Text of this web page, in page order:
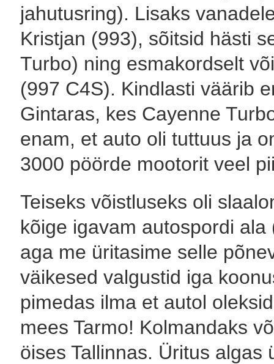
jahutusring). Lisaks
Kristjan (993), sõitsid hästi
Turbo) ning esmakordselt
(997 C4S). Kindlasti väärib
Gintaras, kes Cayenne
enam, et auto oli tuttuus ja
3000 pöörde mootorit veel
Teiseks võistluseks oli
kõige igavam autospordi
aga me üritasime selle
väikesed valgustid iga
pimedas ilma et autol
mees Tarmo! Kolmandaks
öises Tallinnas. Üritus algas